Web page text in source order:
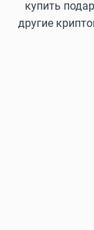
купить
другие